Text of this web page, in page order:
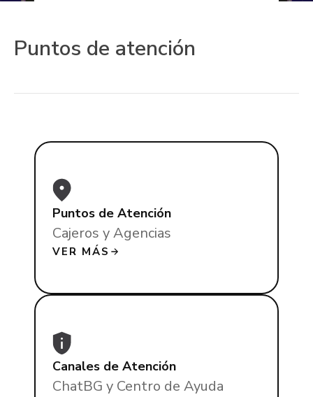
Puntos de atención
Puntos de Atención
Cajeros y Agencias
VER MÁS
Canales de Atención
ChatBG y Centro de Ayuda